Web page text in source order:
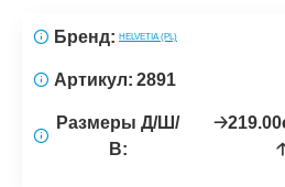
Бренд: HELVETIA (PL)
Артикул: 2891
Размеры Д/Ш/
В: